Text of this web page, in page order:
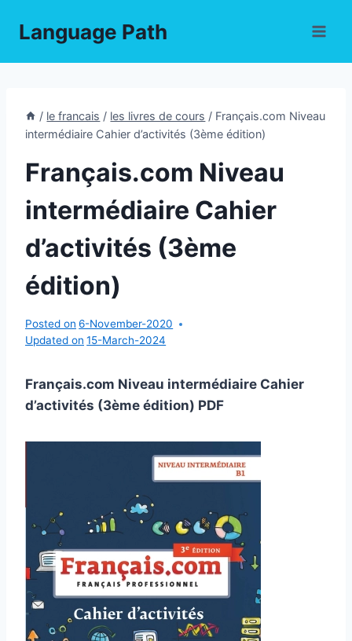
Language Path
/ le francais / les livres de cours / Français.com Niveau
intermédiaire Cahier d’activités (3ème édition)
Français.com Niveau
intermédiaire Cahier
d’activités (3ème
édition)
Posted on 6-November-2020
Updated on 15-March-2024
Français.com Niveau intermédiaire Cahier
d’activités (3ème édition) PDF